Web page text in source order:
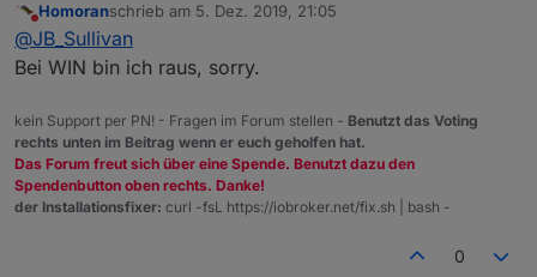
controller war dann 2.1, habe ich aber gleich auf
2.1.1 angehoben.
BackItUp in der Version 1.3.1
Das minimal Backup stammt von heute Nacht von
meinem Produktiven System wo ioB ebenfalls unter
fürchte ich. Dafür habe ich die entsprechenden
Nicht stören
Homoranschrieb am 5. Dez. 2019, 21:05
zuletzt editiert von
@JB_Sullivan
Bei WIN bin ich raus, sorry.
kein Support per PN! - Fragen im Forum stellen - Benutzt das Voting
rechts unten im Beitrag wenn er euch geholfen hat.
Das Forum freut sich über eine Spende. Benutzt dazu den
Spendenbutton oben rechts. Danke!
der Installationsfixer: curl -fsL https://iobroker.net/fix.sh | bash -
0